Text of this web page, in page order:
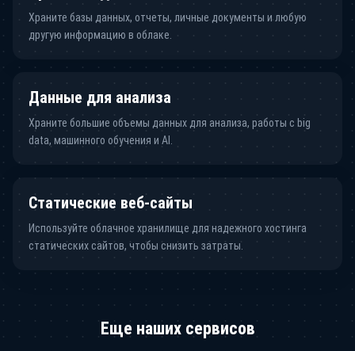
Храните базы данных, отчеты, личные документы и любую
другую информацию в облаке.
Данные для анализа
Храните большие объемы данных для анализа, работы с big
data, машинного обучения и AI.
Статические веб-сайты
Используйте облачное хранилище для надежного хостинга
статических сайтов, чтобы снизить затраты.
Еще наших сервисов